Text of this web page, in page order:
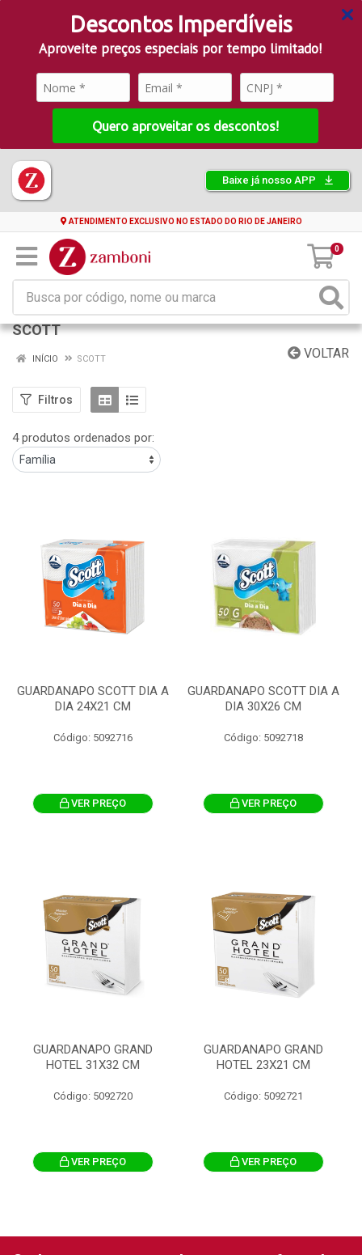
Descontos Imperdíveis
Aproveite preços especiais por tempo limitado!
Quero aproveitar os descontos!
Baixe já nosso APP
ATENDIMENTO EXCLUSIVO NO ESTADO DO RIO DE JANEIRO
0
SCOTT
VOLTAR
INÍCIO SCOTT
Filtros
4 produtos ordenados por:
GUARDANAPO SCOTT DIA A
DIA 24X21 CM
Código: 5092716
VER PREÇO
GUARDANAPO SCOTT DIA A
DIA 30X26 CM
Código: 5092718
VER PREÇO
GUARDANAPO GRAND
HOTEL 31X32 CM
Código: 5092720
VER PREÇO
GUARDANAPO GRAND
HOTEL 23X21 CM
Código: 5092721
VER PREÇO